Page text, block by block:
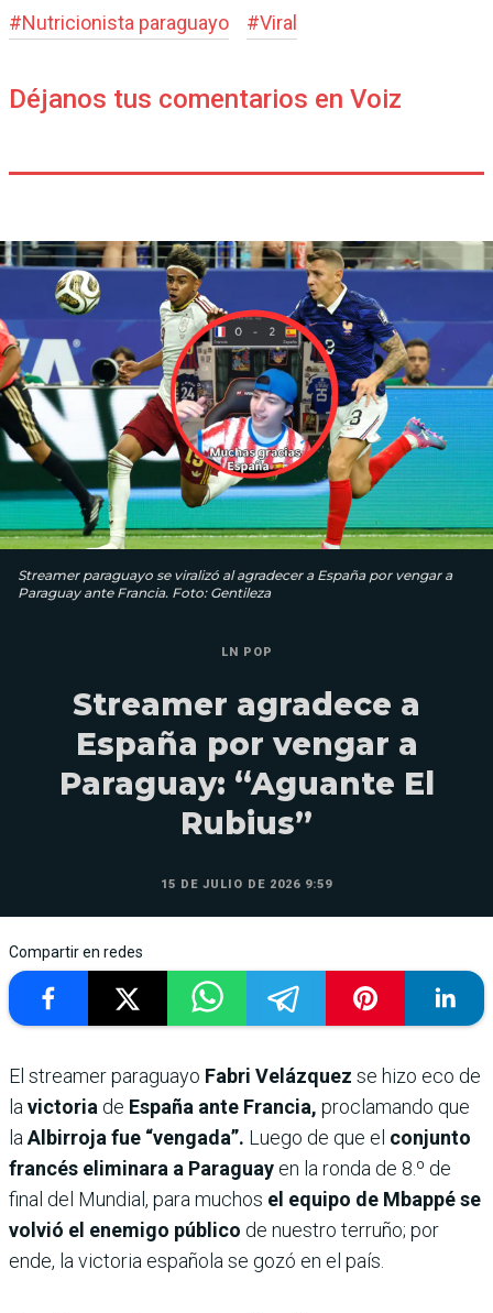
#Nutricionista paraguayo #Viral
Déjanos tus comentarios en Voiz
Streamer paraguayo se viralizó al agradecer a España por vengar a
Paraguay ante Francia. Foto: Gentileza
LN POP
Streamer agradece a
España por vengar a
Paraguay: “Aguante El
Rubius”
15 DE JULIO DE 2026 9:59
Compartir en redes
El streamer paraguayo Fabri Velázquez se hizo eco de
la victoria de España ante Francia, proclamando que
la Albirroja fue “vengada”. Luego de que el conjunto
francés eliminara a Paraguay en la ronda de 8.º de
final del Mundial, para muchos el equipo de Mbappé se
volvió el enemigo público de nuestro terruño; por
ende, la victoria española se gozó en el país.